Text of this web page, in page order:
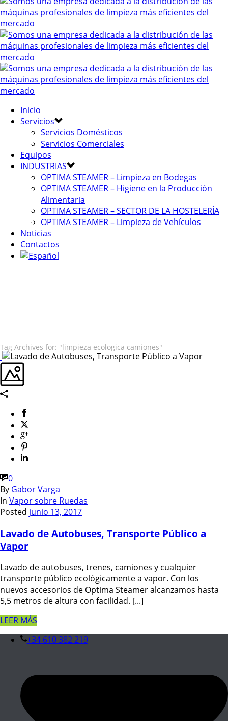
Inicio
Servicios
Servicios Domésticos
Servicios Comerciales
Equipos
INDUSTRIAS
OPTIMA STEAMER – Limpieza en Bodegas
OPTIMA STEAMER – Higiene en la Producción
Alimentaria
OPTIMA STEAMER – SECTOR DE LA HOSTELERÍA
OPTIMA STEAMER – Limpieza de Vehículos
Noticias
Contactos
Tag Archives for: "limpieza ecologica camiones"
0
By Gabor Varga
In Vapor sobre Ruedas
Posted junio 13, 2017
Lavado de Autobuses, Transporte Público a
Vapor
Lavado de autobuses, trenes, camiones y cualquier
transporte público ecológicamente a vapor. Con los
nuevos accesorios de Optima Steamer alcanzamos hasta
5,5 metros de altura con facilidad. [...]
LEER MÁS
+34 610 382 219